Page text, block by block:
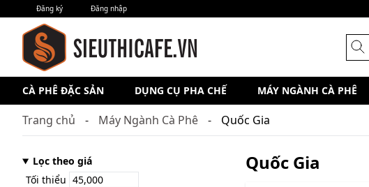
Đăng ký Đăng nhập
CÀ PHÊ ĐẶC SẢN DỤNG CỤ PHA CHẾ MÁY NGÀNH CÀ PHÊ
Trang chủ Máy Ngành Cà Phê Quốc Gia
Lọc theo giá
Tối thiểu
Quốc Gia